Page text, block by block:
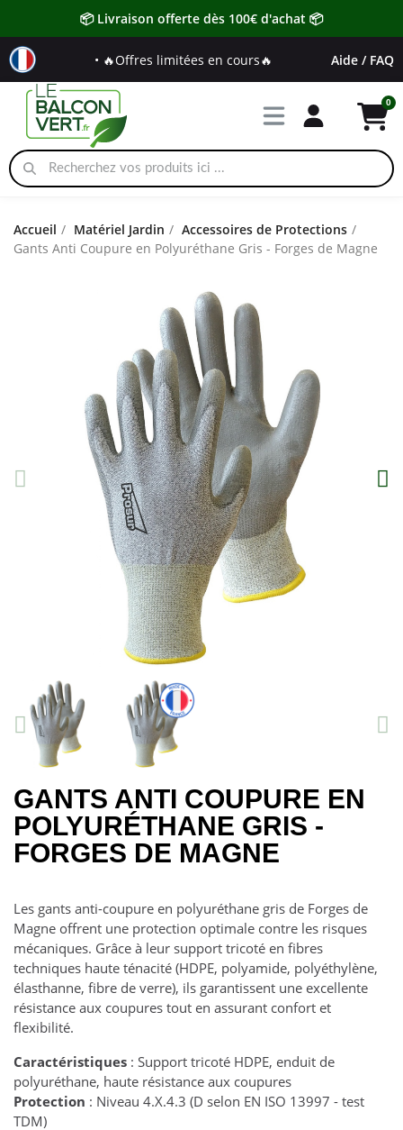
📦 Livraison offerte dès 100€ d'achat 📦
• 🔥Offres limitées en cours🔥 Aide / FAQ
Accueil Matériel Jardin
Accessoires de Protections
Gants Anti Coupure en Polyuréthane Gris - Forges de Magne
GANTS ANTI COUPURE EN
POLYURÉTHANE GRIS -
FORGES DE MAGNE
Les gants anti-coupure en polyuréthane gris de Forges de
Magne offrent une protection optimale contre les risques
mécaniques. Grâce à leur support tricoté en fibres
techniques haute ténacité (HDPE, polyamide, polyéthylène,
élasthanne, fibre de verre), ils garantissent une excellente
résistance aux coupures tout en assurant confort et
flexibilité.
Caractéristiques : Support tricoté HDPE, enduit de
polyuréthane, haute résistance aux coupures
Protection : Niveau 4.X.4.3 (D selon EN ISO 13997 - test
TDM)